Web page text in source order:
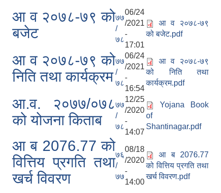
आ व २०७८-७९ को
बजेट
७७
/
७८
06/24
/2021
-
17:01
आ व २०७८-७९
को बजेट.pdf
आ व २०७८-७९ को
निति तथा कार्यक्रम
७७
/
७८
06/24
/2021
-
16:54
आ व २०७८-७९
को निति तथा
कार्यक्रम.pdf
आ.व. २०७७/०७८
को योजना किताब
७७
/
७८
12/25
/2020
-
14:07
Yojana Book
of
Shantinagar.pdf
आ ब 2076.77 को
वित्तिय प्रगति तथा
खर्च विवरण
७६
/
७७
08/18
/2020
-
14:00
आ ब 2076.77
को वित्तिय प्रगति तथा
खर्च विवरण.pdf